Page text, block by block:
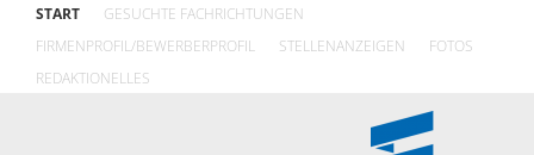
START
GESUCHTE FACHRICHTUNGEN
FIRMENPROFIL/BEWERBERPROFIL
STELLENANZEIGEN
FOTOS
REDAKTIONELLES